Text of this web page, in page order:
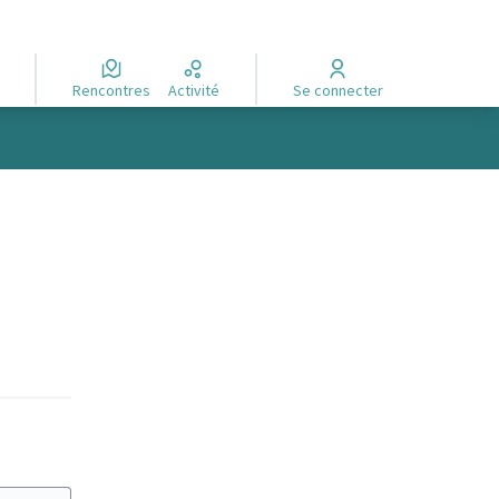
Rencontres Activité Se connecter